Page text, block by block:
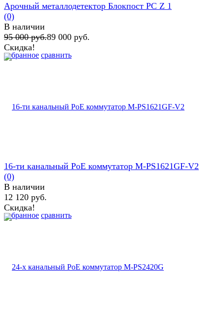
избранное сравнить
Арочный металлодетектор Блокпост PC Z 1
(0)
В наличии
95 000 руб.89 000 руб.
Скидка!
избранное сравнить
16-ти канальный PoE коммутатор M-PS1621GF-V2
(0)
В наличии
12 120 руб.
Скидка!